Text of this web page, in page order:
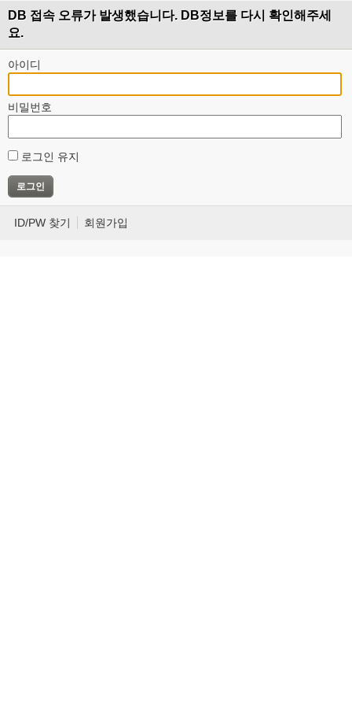
DB 접속 오류가 발생했습니다. DB정보를 다시 확인해주세
요.
아이디
비밀번호
로그인 유지
ID/PW 찾기 회원가입